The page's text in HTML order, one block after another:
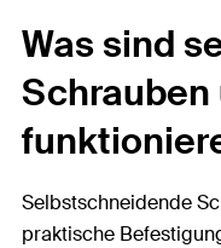
Was sind
Schrauben
Selbstschneidende
praktische